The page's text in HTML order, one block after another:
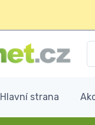
Hlavní strana